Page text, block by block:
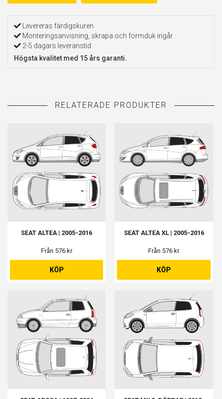
Levereras färdigskuren
Monteringsanvisning, skrapa och formduk ingår
2-5 dagars leveranstid
Högsta kvalitet med 15 års garanti.
SEAT ALTEA | 2005-2016
Från 576 kr
KÖP
SEAT ALTEA XL | 2005-2016
Från 576 kr
KÖP